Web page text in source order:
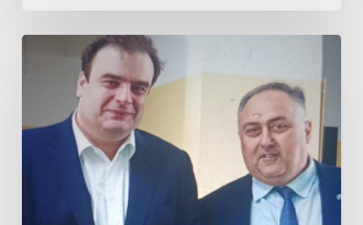
Πιερρακάκη
Προεδρία
Σημαντική